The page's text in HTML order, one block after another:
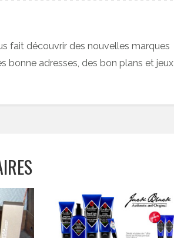
fait découvrir des nouvelles marques
bonne adresses, des bon plans et jeux